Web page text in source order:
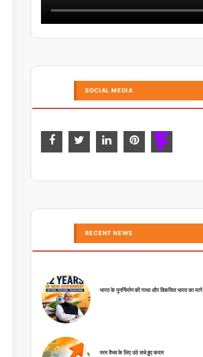
SOCIAL MEDIA
RECENT NEWS
भारत के पुनर्निर्माण की गाथा और विकसित भारत का मार्ग
परम वैभव के लिए उठे सधे हुए कदम